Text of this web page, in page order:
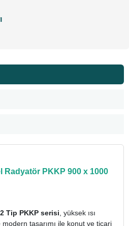
Radyatör PKKP 900 x 1000
Tip PKKP serisi , yüksek ısı
modern tasarımı ile konut ve ticari